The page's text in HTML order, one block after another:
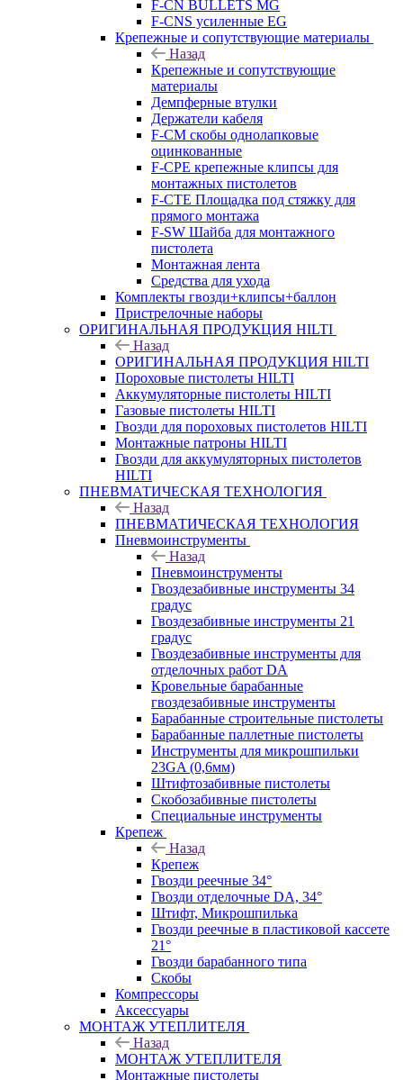
F-CN BULLETS MG
F-CNS усиленные EG
Крепежные и сопутствующие материалы
Назад
Крепежные и сопутствующие
материалы
Демпферные втулки
Держатели кабеля
F-CM скобы однолапковые
оцинкованные
F-CPE крепежные клипсы для
монтажных пистолетов
F-CTE Площадка под стяжку для
прямого монтажа
F-SW Шайба для монтажного
пистолета
Монтажная лента
Средства для ухода
Комплекты гвозди+клипсы+баллон
Пристрелочные наборы
ОРИГИНАЛЬНАЯ ПРОДУКЦИЯ HILTI
Назад
ОРИГИНАЛЬНАЯ ПРОДУКЦИЯ HILTI
Пороховые пистолеты HILTI
Аккумуляторные пистолеты HILTI
Газовые пистолеты HILTI
Гвозди для пороховых пистолетов HILTI
Монтажные патроны HILTI
Гвозди для аккумуляторных пистолетов
HILTI
ПНЕВМАТИЧЕСКАЯ ТЕХНОЛОГИЯ
Назад
ПНЕВМАТИЧЕСКАЯ ТЕХНОЛОГИЯ
Пневмоинструменты
Назад
Пневмоинструменты
Гвоздезабивные инструменты 34
градус
Гвоздезабивные инструменты 21
градус
Гвоздезабивные инструменты для
отделочных работ DA
Кровельные барабанные
гвоздезабивные инструменты
Барабанные строительные пистолеты
Барабанные паллетные пистолеты
Инструменты для микрошпильки
23GA (0,6мм)
Штифтозабивные пистолеты
Скобозабивные пистолеты
Специальные инструменты
Крепеж
Назад
Крепеж
Гвозди реечные 34°
Гвозди отделочные DA, 34°
Штифт, Микрошпилька
Гвозди реечные в пластиковой кассете
21°
Гвозди барабанного типа
Скобы
Компрессоры
Аксессуары
МОНТАЖ УТЕПЛИТЕЛЯ
Назад
МОНТАЖ УТЕПЛИТЕЛЯ
Монтажные пистолеты